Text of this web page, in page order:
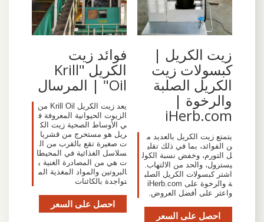
زيت الكريل |
كبسولات زيت
الكريل الصلبة
والرخوة |
iHerb.com
يتمتع زيت الكريل بالعديد م
ن الفوائد، بما في ذلك تقلي
ل التورم، وخفض نسبة الكول
يسترول، والحد من الالتهاب.
اشتر كبسولات الكريل الصلب
ة والرخوة على iHerb.com
واعثر على أفضل العروض.
احصل على السعر
فوائد زيت
الكريل "Krill
Oil" | المرسال
يعد زيت الكريل Krill Oil من
الزيوت الحيوانية المعروفة ف
ي الأوساط الصحية زيت الك
ريل هو مستخرج من قشريا
ت صغيرة تقع بالقرب من ال
سلاسل الغذائية في المحيطا
ت هي من المصادرة الغنية ب
البروتين والمواد المغذية الم
تواجدة بالكائنات
احصل على السعر